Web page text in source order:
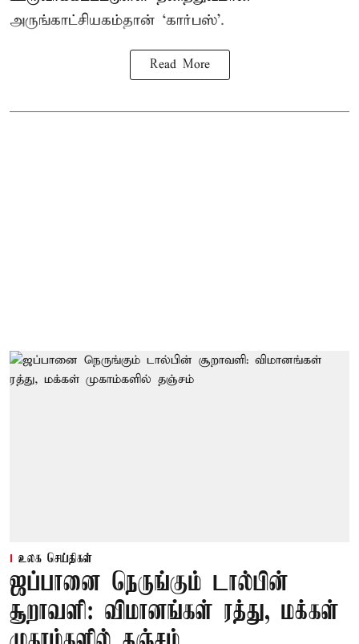
அருங்காட்சியகம்தான் ‘கார்பஸ்’.
Read More
உலக செய்திகள்
ஜப்பானை நெருங்கும் டால்பின்
சூறாவளி: விமானங்கள் ரத்து, மக்கள்